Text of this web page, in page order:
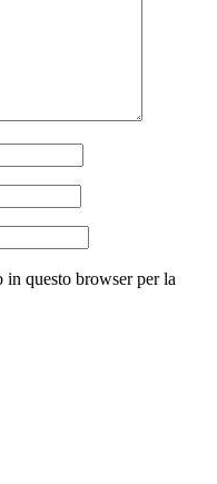
questo browser per la